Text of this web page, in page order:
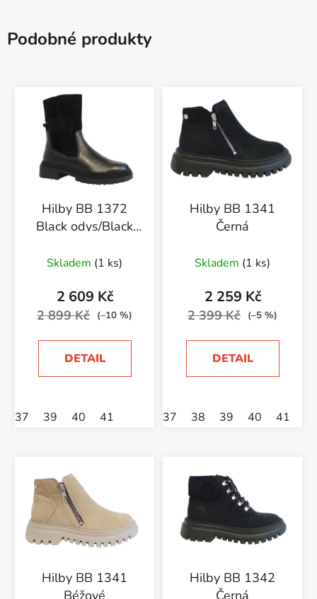
Podobné produkty
Hilby BB 1372
Black odys/Black
Skladem (1 ks)
2 609 Kč
2 899 Kč (–10 %)
DETAIL
37 39 40 41
Hilby BB 1341
Černá
Skladem (1 ks)
2 259 Kč
2 399 Kč (–5 %)
DETAIL
37 38 39 40 41
Hilby BB 1341
Béžové
Hilby BB 1342
Černá